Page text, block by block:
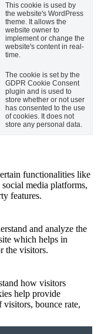
This cookie is used by
the website's WordPress
theme. It allows the
website owner to
implement or change the
website's content in real-
time.
The cookie is set by the
GDPR Cookie Consent
plugin and is used to
store whether or not user
has consented to the use
of cookies. It does not
store any personal data.
functionalities like
media platforms,
features.
and analyze the
which helps in
the visitors.
how visitors
help provide
bounce rate,